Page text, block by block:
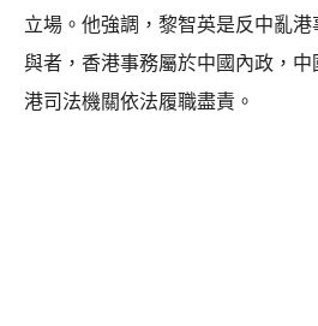
立場。他強調，黎智英是反中亂
與者，香港事務屬於中國內政，
港司法機關依法履職盡責。